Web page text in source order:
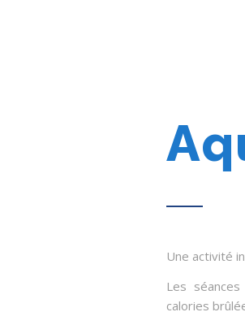
Une activité
Les
calories